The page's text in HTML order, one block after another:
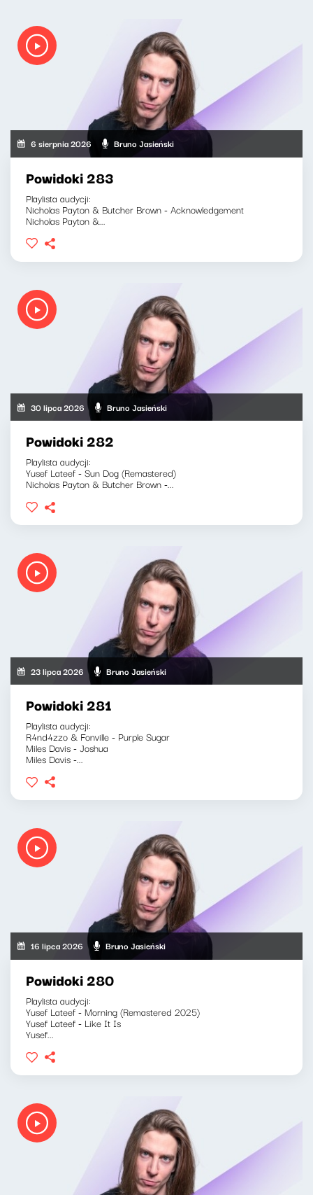
6 sierpnia 2026 Bruno Jasieński
Powidoki 283
Playlista audycji:
Nicholas Payton & Butcher Brown - Acknowledgement
Nicholas Payton &...
30 lipca 2026 Bruno Jasieński
Powidoki 282
Playlista audycji:
Yusef Lateef - Sun Dog (Remastered)
Nicholas Payton & Butcher Brown -...
23 lipca 2026 Bruno Jasieński
Powidoki 281
Playlista audycji:
R4nd4zzo & Fonville - Purple Sugar
Miles Davis - Joshua
Miles Davis -...
16 lipca 2026 Bruno Jasieński
Powidoki 280
Playlista audycji:
Yusef Lateef - Morning (Remastered 2025)
Yusef Lateef - Like It Is
Yusef...